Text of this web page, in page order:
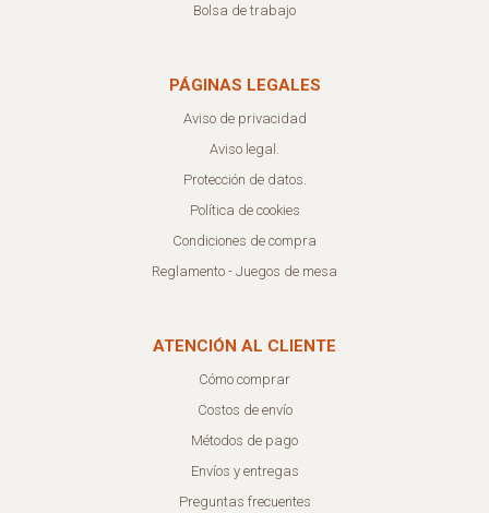
Bolsa de trabajo
PÁGINAS LEGALES
Aviso de privacidad
Aviso legal.
Protección de datos.
Política de cookies
Condiciones de compra
Reglamento - Juegos de mesa
ATENCIÓN AL CLIENTE
Cómo comprar
Costos de envío
Métodos de pago
Envíos y entregas
Preguntas frecuentes